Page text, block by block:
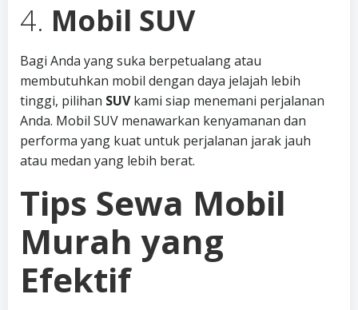
4. Mobil SUV
Bagi Anda yang suka berpetualang atau
membutuhkan mobil dengan daya jelajah lebih
tinggi, pilihan SUVkami siap menemani perjalanan
Anda. Mobil SUV menawarkan kenyamanan dan
performa yang kuat untuk perjalanan jarak jauh
atau medan yang lebih berat.
Tips Sewa Mobil
Murah yang
Efektif